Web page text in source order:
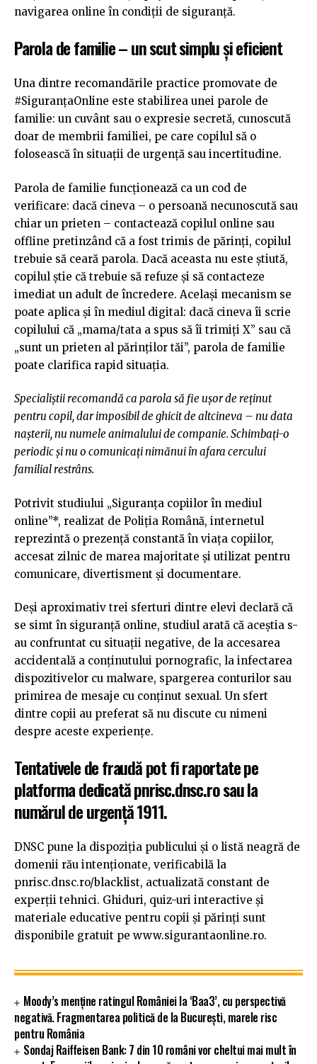
navigarea online în condiții de siguranță.
Parola de familie – un scut simplu și eficient
Una dintre recomandările practice promovate de
#SiguranțaOnline este stabilirea unei parole de
familie: un cuvânt sau o expresie secretă, cunoscută
doar de membrii familiei, pe care copilul să o
folosească în situații de urgență sau incertitudine.
Parola de familie funcționează ca un cod de
verificare: dacă cineva – o persoană necunoscută sau
chiar un prieten – contactează copilul online sau
offline pretinzând că a fost trimis de părinți, copilul
trebuie să ceară parola. Dacă aceasta nu este știută,
copilul știe că trebuie să refuze și să contacteze
imediat un adult de încredere. Același mecanism se
poate aplica şi în mediul digital: dacă cineva îi scrie
copilului că „mama/tata a spus să îi trimiți X” sau că
„sunt un prieten al părinților tăi”, parola de familie
poate clarifica rapid situația.
Specialiștii recomandă ca parola să fie ușor de reținut
pentru copil, dar imposibil de ghicit de altcineva – nu data
nașterii, nu numele animalului de companie. Schimbați-o
periodic şi nu o comunicați nimănui în afara cercului
familial restrâns.
Potrivit studiului „Siguranța copiilor în mediul
online”*, realizat de Poliția Română, internetul
reprezintă o prezență constantă în viața copiilor,
accesat zilnic de marea majoritate și utilizat pentru
comunicare, divertisment și documentare.
Deși aproximativ trei sferturi dintre elevi declară că
se simt în siguranță online, studiul arată că aceștia s-
au confruntat cu situații negative, de la accesarea
accidentală a conținutului pornografic, la infectarea
dispozitivelor cu malware, spargerea conturilor sau
primirea de mesaje cu conținut sexual. Un sfert
dintre copii au preferat să nu discute cu nimeni
despre aceste experiențe.
Tentativele de fraudă pot fi raportate pe
platforma dedicată pnrisc.dnsc.ro sau la
numărul de urgență 1911.
DNSC pune la dispoziția publicului și o listă neagră de
domenii rău intenționate, verificabilă la
pnrisc.dnsc.ro/blacklist, actualizată constant de
experții tehnici. Ghiduri, quiz-uri interactive și
materiale educative pentru copii și părinți sunt
disponibile gratuit pe www.sigurantaonline.ro.
Moody’s menține ratingul României la ‘Baa3’, cu perspectivă
negativă. Fragmentarea politică de la București, marele risc
pentru România
Sondaj Raiffeisen Bank: 7 din 10 români vor cheltui mai mult în